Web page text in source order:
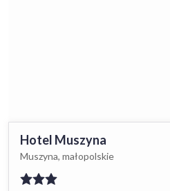
Hotel Muszyna
Muszyna, małopolskie